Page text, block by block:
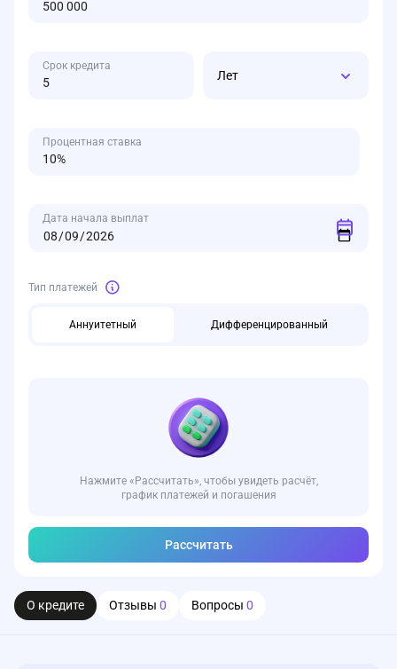
Срок кредита
Лет
Процентная ставка
Дата начала выплат
Тип платежей
Аннуитетный Дифференцированный
Нажмите «Рассчитать», чтобы увидеть расчёт,
график платежей и погашения
Рассчитать
О кредите Отзывы 0 Вопросы 0